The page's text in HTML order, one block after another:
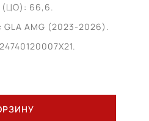
(ЦО): 66,6.
GLA AMG (2023-2026).